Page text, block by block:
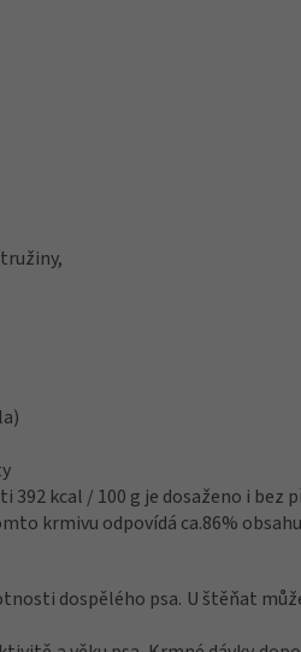
kcal / 100 g je dosaženo i bez
krmivu odpovídá ca.86%
dospělého psa. U štěňat